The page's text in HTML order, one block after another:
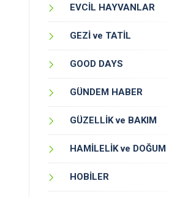
EVCİL HAYVANLAR
GEZİ ve TATİL
GOOD DAYS
GÜNDEM HABER
GÜZELLİK ve BAKIM
HAMİLELİK ve DOĞUM
HOBİLER